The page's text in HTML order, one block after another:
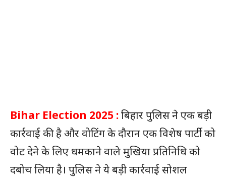
Bihar Election 2025 :बिहार पुलिस ने एक बड़ी
कार्रवाई की है और वोटिंग के दौरान एक विशेष पार्टी को
वोट देने के लिए धमकाने वाले मुखिया प्रतिनिधि को
दबोच लिया है। पुलिस ने ये बड़ी कार्रवाई सोशल